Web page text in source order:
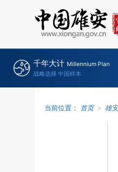
千年大计 Millennium Plan
战略选择 中国样本
当前位置： 首页 > 雄